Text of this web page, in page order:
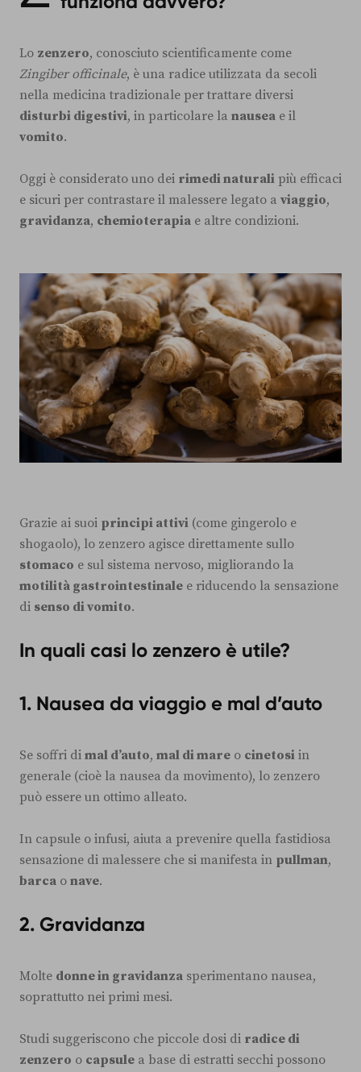
Lo zenzero, conosciuto scientificamente come
Zingiber officinale, è una radice utilizzata da secoli
nella medicina tradizionale per trattare diversi
disturbi digestivi, in particolare la nausea e il
vomito.
Oggi è considerato uno dei rimedi naturali più efficaci
e sicuri per contrastare il malessere legato a viaggio,
gravidanza, chemioterapia e altre condizioni.
Grazie ai suoi principi attivi (come gingerolo e
shogaolo), lo zenzero agisce direttamente sullo
stomaco e sul sistema nervoso, migliorando la
motilità gastrointestinale e riducendo la sensazione
di senso di vomito.
In quali casi lo zenzero è utile?
1. Nausea da viaggio e mal d’auto
Se soffri di mal d’auto, mal di mare o cinetosi in
generale (cioè la nausea da movimento), lo zenzero
può essere un ottimo alleato.
In capsule o infusi, aiuta a prevenire quella fastidiosa
sensazione di malessere che si manifesta in pullman,
barca o nave.
2. Gravidanza
Molte donne in gravidanza sperimentano nausea,
soprattutto nei primi mesi.
Studi suggeriscono che piccole dosi di radice di
zenzero o capsule a base di estratti secchi possono